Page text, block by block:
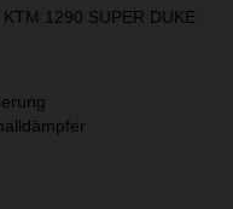
1290 SUPER DUKE